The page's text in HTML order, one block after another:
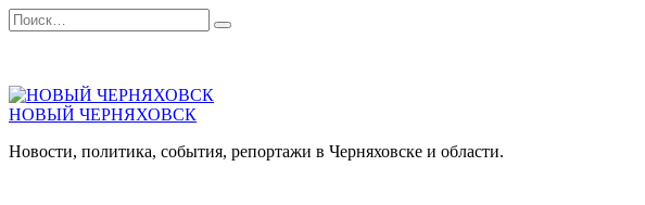
Перейти
к
Search
for:
НОВЫЙ ЧЕРНЯХОВСК
Новости, политика, события, репортажи в Черняховске и области.